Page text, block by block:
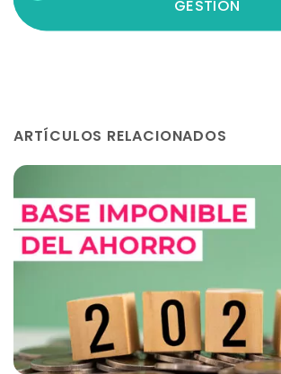
GESTION
ARTÍCULOS RELACIONADOS